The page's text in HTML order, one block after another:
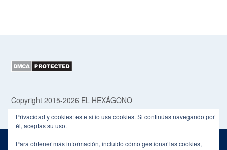
Copyright 2015-2026 EL HEXÁGONO
Privacidad y cookies: este sitio usa cookies. Si continúas navegando por
él, aceptas su uso.
Para obtener más información, incluido cómo gestionar las cookies,